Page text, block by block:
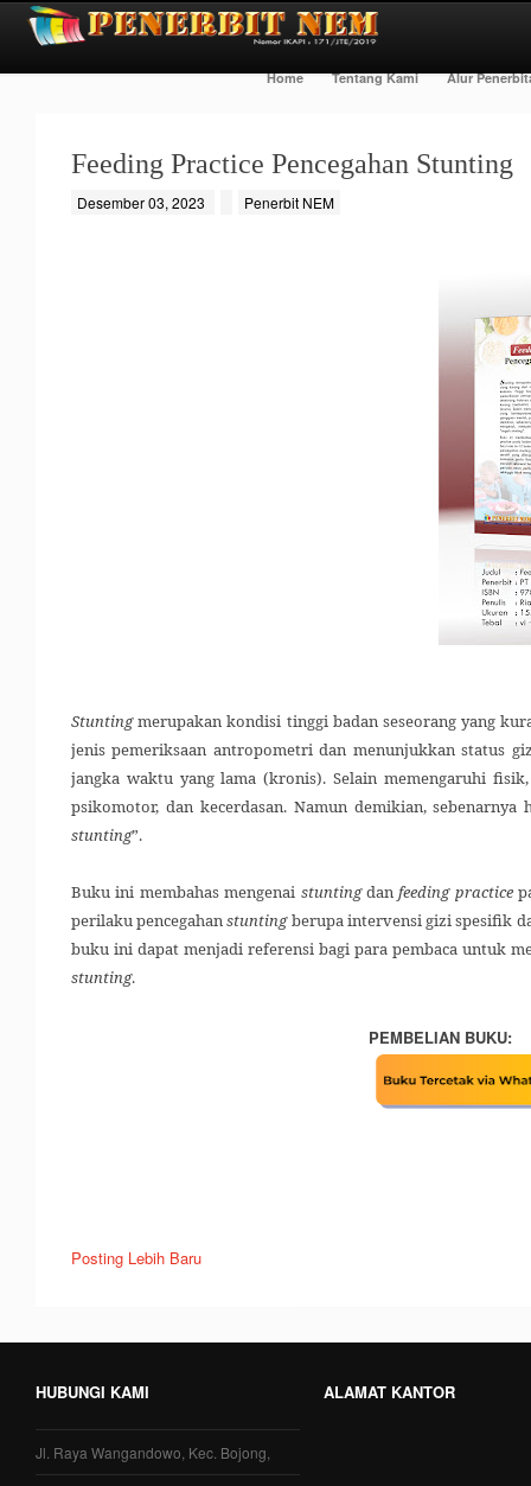
Home Tentang Kami Alur
Feeding Practice Pencegahan Stunting
Desember 03, 2023 Penerbit NEM
Stuntingmerupakan kondisi tinggi badan seseorang yang
jenis pemeriksaan antropometri dan menunjukkan status
jangka waktu yang lama (kronis). Selain memengaruhi
psikomotor, dan kecerdasan. Namun demikian,
stunting”.
Buku ini membahas mengenai stuntingdanfeeding practice
perilaku pencegahanstuntingberupa intervensi gizi spesifik
buku ini dapat menjadi referensi bagi para pembaca untuk
stunting.
PEMBELIAN BUKU:
Posting Lebih Baru
HUBUNGI KAMI
Jl. Raya Wangandowo, Kec. Bojong,
ALAMAT KANTOR